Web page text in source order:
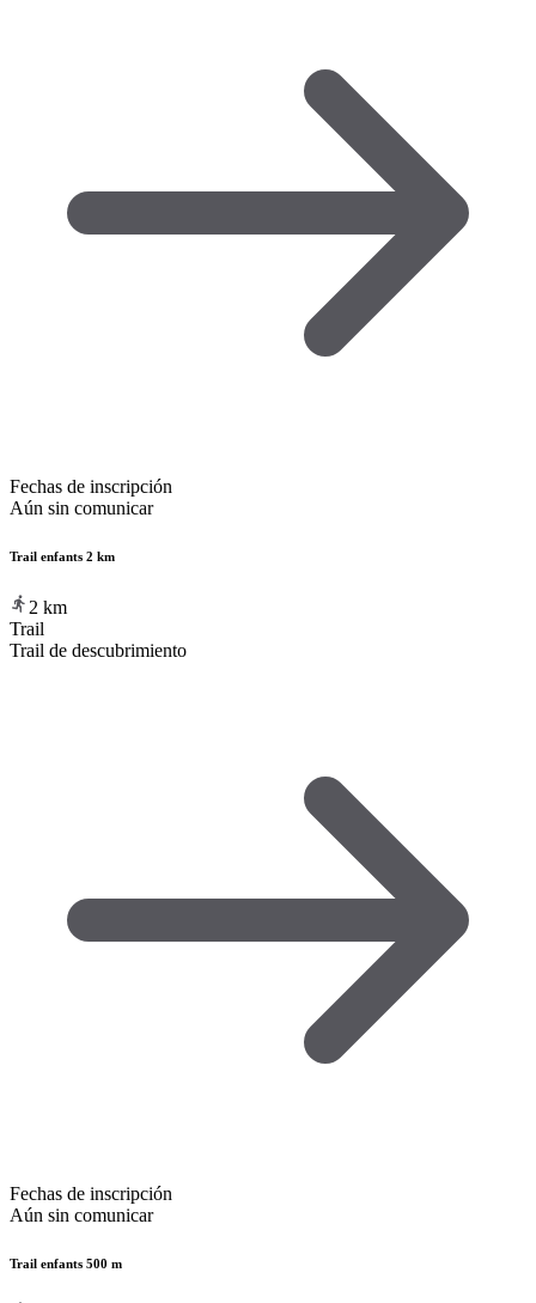
Fechas de inscripción
Aún sin comunicar
Trail enfants 2 km
2 km
Trail
Trail de descubrimiento
Fechas de inscripción
Aún sin comunicar
Trail enfants 500 m